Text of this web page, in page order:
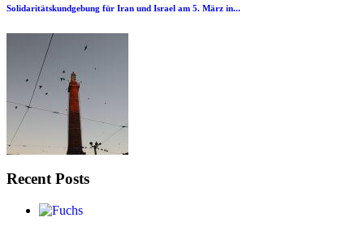
Solidaritätskundgebung für Iran und Israel am 5. März in...
Recent Posts